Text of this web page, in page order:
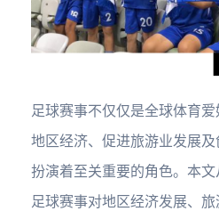
足球赛事不仅仅是全球体育
地区经济、促进旅游业发展
扮演着至关重要的角色。本
足球赛事对地区经济发展、